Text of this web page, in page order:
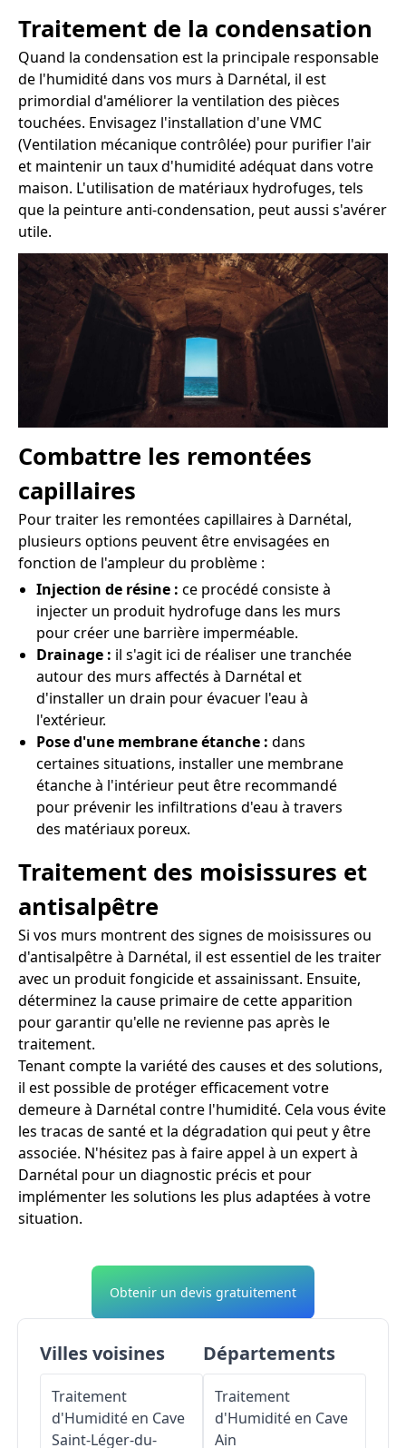
Traitement de la condensation
Quand la condensation est la principale responsable
de l'humidité dans vos murs à Darnétal, il est
primordial d'améliorer la ventilation des pièces
touchées. Envisagez l'installation d'une VMC
(Ventilation mécanique contrôlée) pour purifier l'air
et maintenir un taux d'humidité adéquat dans votre
maison. L'utilisation de matériaux hydrofuges, tels
que la peinture anti-condensation, peut aussi s'avérer
utile.
Combattre les remontées
capillaires
Pour traiter les remontées capillaires à Darnétal,
plusieurs options peuvent être envisagées en
fonction de l'ampleur du problème :
Injection de résine : ce procédé consiste à
injecter un produit hydrofuge dans les murs
pour créer une barrière imperméable.
Drainage : il s'agit ici de réaliser une tranchée
autour des murs affectés à Darnétal et
d'installer un drain pour évacuer l'eau à
l'extérieur.
Pose d'une membrane étanche : dans
certaines situations, installer une membrane
étanche à l'intérieur peut être recommandé
pour prévenir les infiltrations d'eau à travers
des matériaux poreux.
Traitement des moisissures et
antisalpêtre
Si vos murs montrent des signes de moisissures ou
d'antisalpêtre à Darnétal, il est essentiel de les traiter
avec un produit fongicide et assainissant. Ensuite,
déterminez la cause primaire de cette apparition
pour garantir qu'elle ne revienne pas après le
traitement.
Tenant compte la variété des causes et des solutions,
il est possible de protéger efficacement votre
demeure à Darnétal contre l'humidité. Cela vous évite
les tracas de santé et la dégradation qui peut y être
associée. N'hésitez pas à faire appel à un expert à
Darnétal pour un diagnostic précis et pour
implémenter les solutions les plus adaptées à votre
situation.
Obtenir un devis gratuitement
Villes voisines
Traitement
d'Humidité en Cave
Saint-Léger-du-
Départements
Traitement
d'Humidité en Cave
Ain